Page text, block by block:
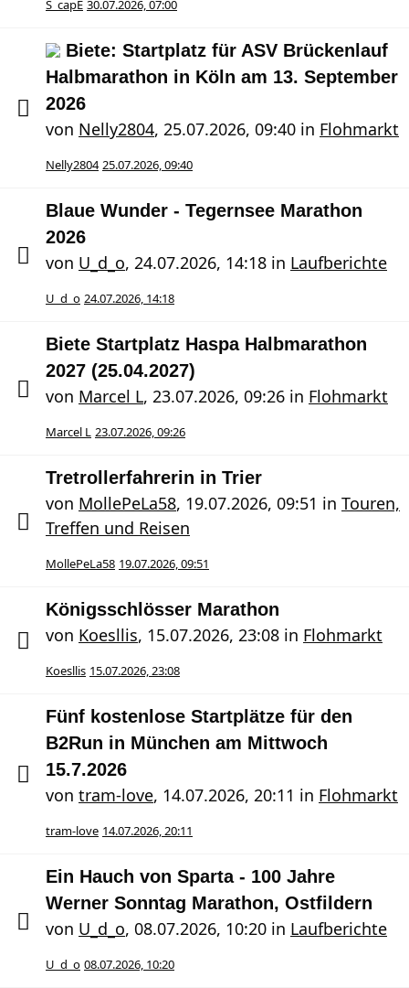
S_capE 30.07.2026, 07:00
Biete: Startplatz für ASV Brückenlauf
Halbmarathon in Köln am 13. September
2026
von Nelly2804, 25.07.2026, 09:40 in Flohmarkt
Nelly2804 25.07.2026, 09:40
Blaue Wunder - Tegernsee Marathon
2026
von U_d_o, 24.07.2026, 14:18 in Laufberichte
U_d_o 24.07.2026, 14:18
Biete Startplatz Haspa Halbmarathon
2027 (25.04.2027)
von Marcel L, 23.07.2026, 09:26 in Flohmarkt
Marcel L 23.07.2026, 09:26
Tretrollerfahrerin in Trier
von MollePeLa58, 19.07.2026, 09:51 in Touren,
Treffen und Reisen
MollePeLa58 19.07.2026, 09:51
Königsschlösser Marathon
von Koesllis, 15.07.2026, 23:08 in Flohmarkt
Koesllis 15.07.2026, 23:08
Fünf kostenlose Startplätze für den
B2Run in München am Mittwoch
15.7.2026
von tram-love, 14.07.2026, 20:11 in Flohmarkt
tram-love 14.07.2026, 20:11
Ein Hauch von Sparta - 100 Jahre
Werner Sonntag Marathon, Ostfildern
von U_d_o, 08.07.2026, 10:20 in Laufberichte
U_d_o 08.07.2026, 10:20